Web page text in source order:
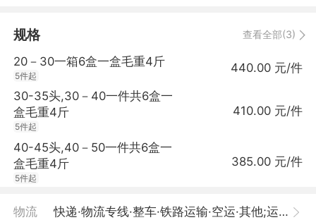
规格 查看全部(3)
20－30一箱6盒一盒毛重4斤
5件起
440.00 元/件
30-35头,30－40一件共6盒一
盒毛重4斤
5件起
410.00 元/件
40-45头,40－50一件共6盒一
盒毛重4斤
5件起
385.00 元/件
物流 快递·物流专线·整车·铁路运输·空运·其他;运费待商议